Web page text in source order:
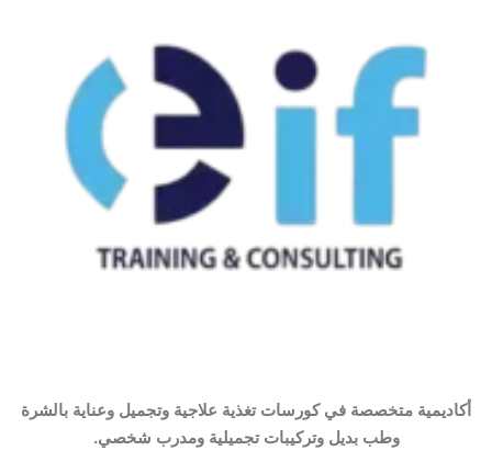
أكاديمية متخصصة في كورسات تغذية علاجية وتجميل وعناية بالشرة
وطب بديل وتركيبات تجميلية ومدرب شخصي.